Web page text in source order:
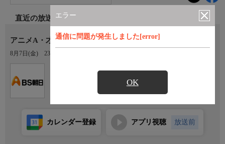
エラー
通信に問題が発生しました[error]
OK
直近の放送
アニメA・才女のお世話 #5「私をさらって」
8月7日(金) 23:30〜00:00
カレンダー登録 アプリ視聴 放送前